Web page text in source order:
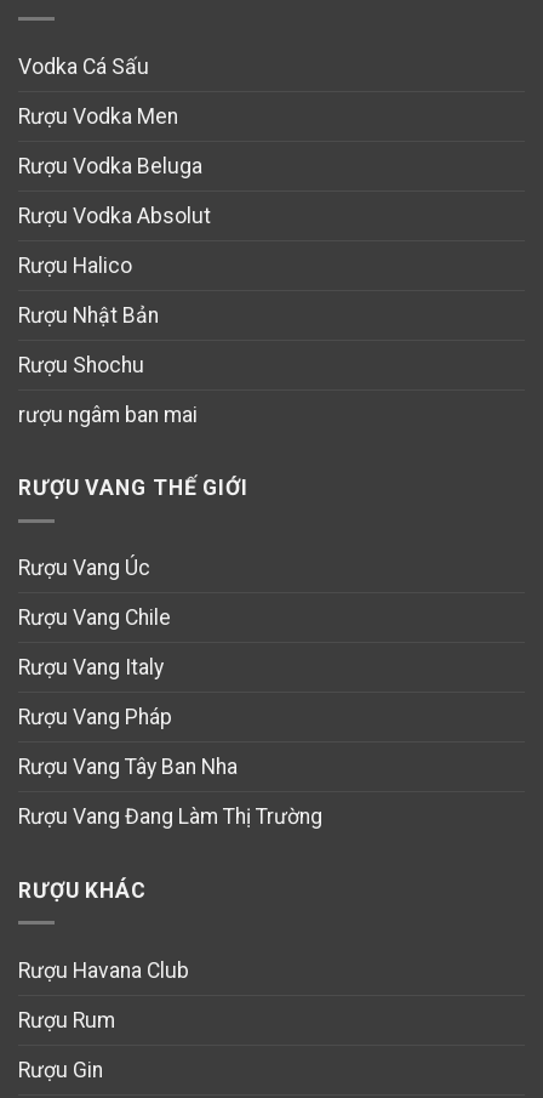
Vodka Cá Sấu
Rượu Vodka Men
Rượu Vodka Beluga
Rượu Vodka Absolut
Rượu Halico
Rượu Nhật Bản
Rượu Shochu
rượu ngâm ban mai
RƯỢU VANG THẾ GIỚI
Rượu Vang Úc
Rượu Vang Chile
Rượu Vang Italy
Rượu Vang Pháp
Rượu Vang Tây Ban Nha
Rượu Vang Đang Làm Thị Trường
RƯỢU KHÁC
Rượu Havana Club
Rượu Rum
Rượu Gin